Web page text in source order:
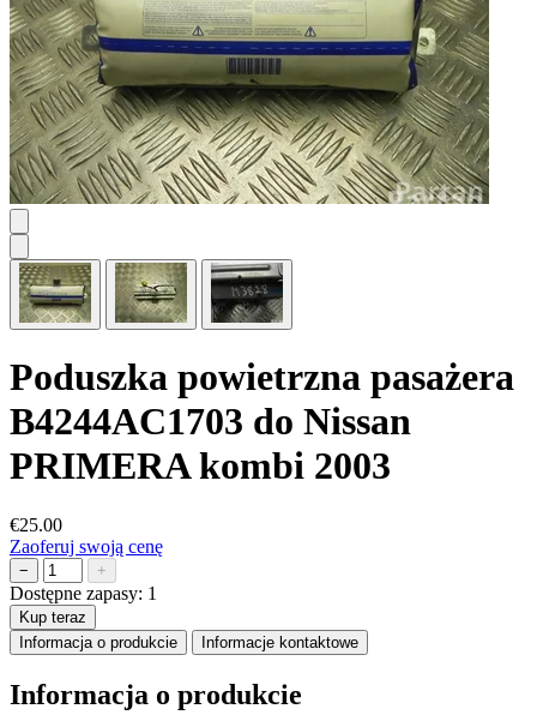
Poduszka powietrzna pasażera
B4244AC1703 do Nissan
PRIMERA kombi 2003
€25.00
Zaoferuj swoją cenę
− +
Dostępne zapasy: 1
Kup teraz
Informacja o produkcie
Informacje kontaktowe
Informacja o produkcie